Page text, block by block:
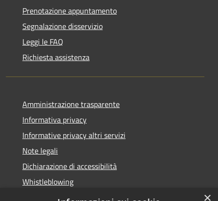
Prenotazione appuntamento
Segnalazione disservizio
Leggi le FAQ
Richiesta assistenza
Amministrazione trasparente
Informativa privacy
Informative privacy altri servizi
Note legali
Dichiarazione di accessibilità
Whistleblowing
×